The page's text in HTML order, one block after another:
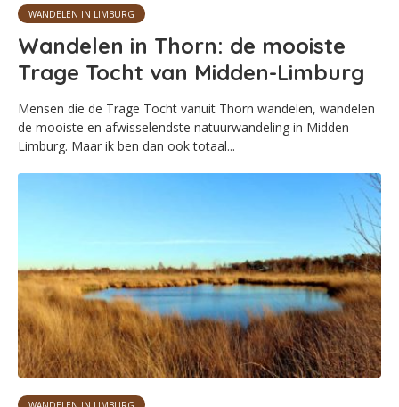
WANDELEN IN LIMBURG
Wandelen in Thorn: de mooiste
Trage Tocht van Midden-Limburg
Mensen die de Trage Tocht vanuit Thorn wandelen, wandelen
de mooiste en afwisselendste natuurwandeling in Midden-
Limburg. Maar ik ben dan ook totaal...